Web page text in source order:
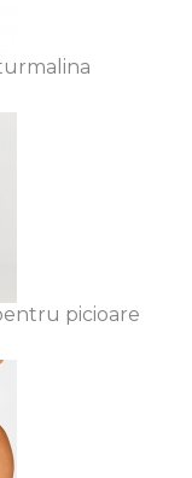
picioare